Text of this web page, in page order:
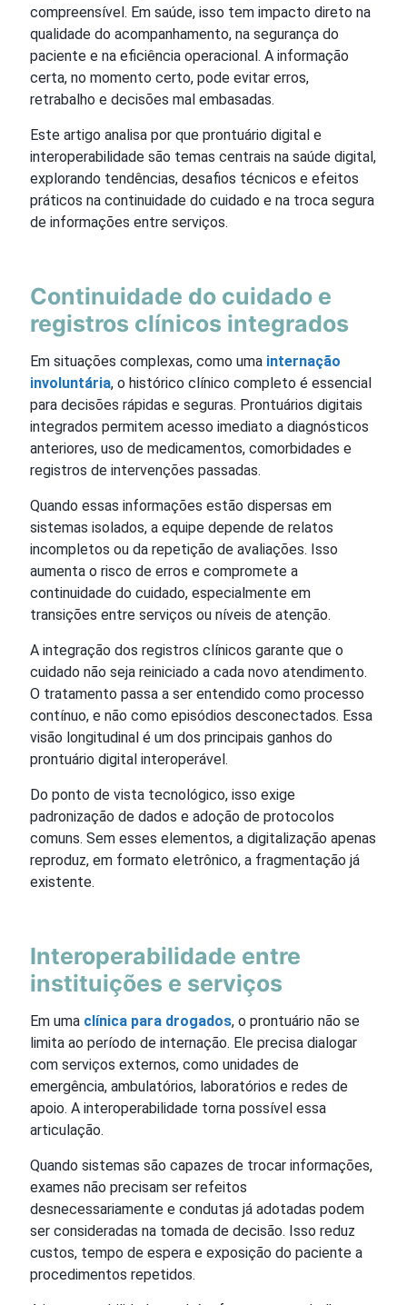
compreensível. Em saúde, isso tem impacto direto na
qualidade do acompanhamento, na segurança do
paciente e na eficiência operacional. A informação
certa, no momento certo, pode evitar erros,
retrabalho e decisões mal embasadas.
Este artigo analisa por que prontuário digital e
interoperabilidade são temas centrais na saúde digital,
explorando tendências, desafios técnicos e efeitos
práticos na continuidade do cuidado e na troca segura
de informações entre serviços.
Continuidade do cuidado e
registros clínicos integrados
Em situações complexas, como uma internação
involuntária, o histórico clínico completo é essencial
para decisões rápidas e seguras. Prontuários digitais
integrados permitem acesso imediato a diagnósticos
anteriores, uso de medicamentos, comorbidades e
registros de intervenções passadas.
Quando essas informações estão dispersas em
sistemas isolados, a equipe depende de relatos
incompletos ou da repetição de avaliações. Isso
aumenta o risco de erros e compromete a
continuidade do cuidado, especialmente em
transições entre serviços ou níveis de atenção.
A integração dos registros clínicos garante que o
cuidado não seja reiniciado a cada novo atendimento.
O tratamento passa a ser entendido como processo
contínuo, e não como episódios desconectados. Essa
visão longitudinal é um dos principais ganhos do
prontuário digital interoperável.
Do ponto de vista tecnológico, isso exige
padronização de dados e adoção de protocolos
comuns. Sem esses elementos, a digitalização apenas
reproduz, em formato eletrônico, a fragmentação já
existente.
Interoperabilidade entre
instituições e serviços
Em uma clínica para drogados, o prontuário não se
limita ao período de internação. Ele precisa dialogar
com serviços externos, como unidades de
emergência, ambulatórios, laboratórios e redes de
apoio. A interoperabilidade torna possível essa
articulação.
Quando sistemas são capazes de trocar informações,
exames não precisam ser refeitos
desnecessariamente e condutas já adotadas podem
ser consideradas na tomada de decisão. Isso reduz
custos, tempo de espera e exposição do paciente a
procedimentos repetidos.